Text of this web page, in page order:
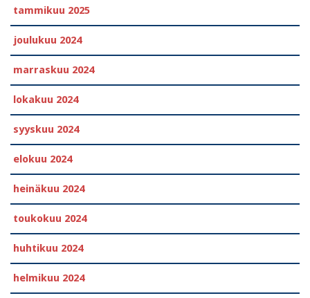
tammikuu 2025
joulukuu 2024
marraskuu 2024
lokakuu 2024
syyskuu 2024
elokuu 2024
heinäkuu 2024
toukokuu 2024
huhtikuu 2024
helmikuu 2024